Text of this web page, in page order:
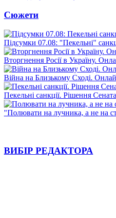
Сюжети
Підсумки 07.08: "Пекельні"
Вторгнення Росії в Україну.
Війна на Близькому Сході.
Пекельні санкції. Рішення
"Полювати на лучника, а не на
ВИБІР РЕДАКТОРА